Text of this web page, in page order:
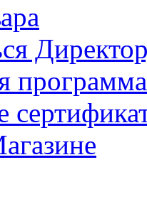
программа